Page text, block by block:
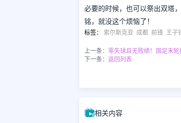
必要的时候，也可以祭出双塔
铭，就没这个烦恼了！
标签： 索尔斯克亚 成都 前锋 王子
上一条： 零失球且无败绩！国足末
下一条： 返回列表
相关内容